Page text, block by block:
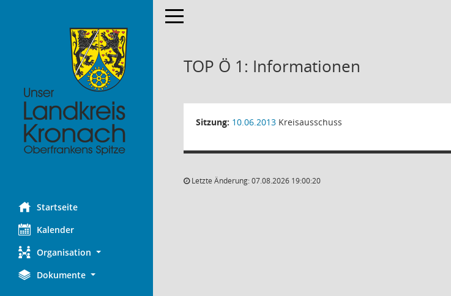
Startseite
Kalender
Organisation
Dokumente
Toggle navigation
TOP Ö 1: Informationen
Sitzung: 10.06.2013 Kreisausschuss
Letzte Änderung: 07.08.2026 19:00:20